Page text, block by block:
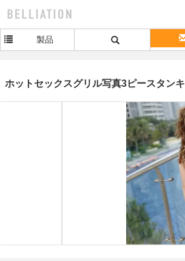
製品
ホットセックスグリル写真3ピースタン